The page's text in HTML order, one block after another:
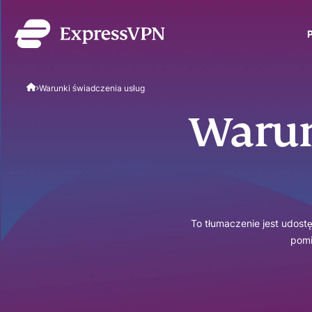
obsługa, skalowalność.
Warunki świadczenia usług
To tłumaczenie jest